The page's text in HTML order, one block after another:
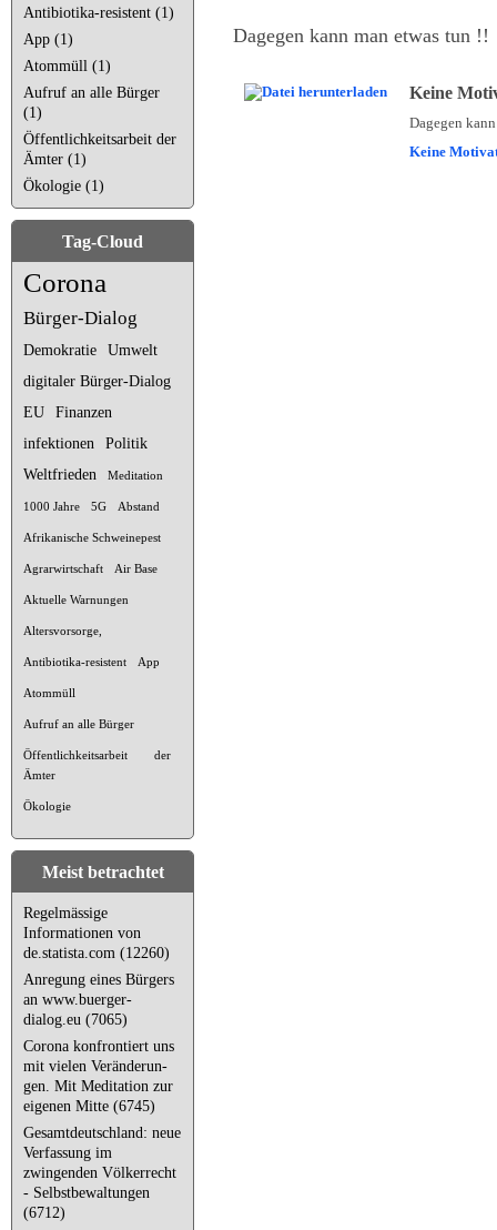
Antibiotika-resistent (1)
App (1)
Atommüll (1)
Aufruf an alle Bürger
(1)
Öffentlichkeitsarbeit der
Ämter (1)
Ökologie (1)
Tag-Cloud
Corona
Bürger-Dialog
Demokratie
Umwelt
digitaler Bürger-Dialog
EU
Finanzen
infektionen
Politik
Weltfrieden
Meditation
1000 Jahre 5G Abstand
Afrikanische Schweinepest
Agrarwirtschaft Air Base
Aktuelle Warnungen
Altersvorsorge,
Antibiotika-resistent App
Atommüll
Aufruf an alle Bürger
Öffentlichkeitsarbeit der
Ämter
Ökologie
Meist betrachtet
Regelmässige
Informationen von
de.statista.com (12260)
Anregung eines Bürgers
an www.buerger-
dialog.eu (7065)
Corona kon­fron­tiert uns
mit vielen Ver­än­de­run­
gen. Mit Meditation zur
eigenen Mitte (6745)
Gesamtdeutschland: neue
Verfassung im
zwingenden Völkerrecht
- Selbstbewaltungen
(6712)
Dagegen kann man etwas tun !!
Keine
Dagegen
Keine